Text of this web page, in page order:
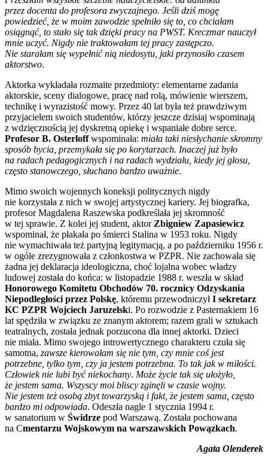
przez docenta do profesora zwyczajnego. Jeśli dziś mogę
powiedzieć, że w moim zawodzie spełniło się to, co chciałam
osiągnąć, to stało się tak dzięki pracy na PWST. Kreczmar nauczył
mnie uczyć. Nigdy nie traktowałam tej pracy zastępczo.
Nie starałam się wypełnić nią niedosytu, jaki przynosiło czasem
aktorstwo.
Aktorka wykładała rozmaite przedmioty: elementarne zadania
aktorskie, sceny dialogowe, pracę nad rolą, mówienie wierszem,
technikę i wyrazistość mowy. Przez 40 lat była też prawdziwym
przyjacielem swoich studentów, którzy jeszcze dzisiaj wspominają
z wdzięcznością jej dyskretną opiekę i wspaniałe dobre serce.
Profesor B. Osterloffwspominała: miała taki niesłychanie skromny
sposób bycia, przemykała się po korytarzach. Inaczej już było
na radach pedagogicznych i na radach wydziału, kiedy jej głosu,
często stanowczego, słuchano bardzo uważnie.
Mimo swoich wojennych koneksji politycznych nigdy
nie korzystała z nich w swojej artystycznej kariery. Jej biografka,
profesor Magdalena Raszewska podkreślała jej skromność
w tej sprawie. Z kolei jej student, aktor Zbigniew Zapasiewicz
wspominał, że płakała po śmierci Stalina w 1953 roku. Nigdy
nie wymachiwała też partyjną legitymacją, a po październiku 1956 r.
w ogóle zrezygnowała z członkostwa w PZPR. Nie zachowała się
żadna jej deklaracja ideologiczna, choć lojalna wobec władzy
ludowej została do końca: w listopadzie 1988 r. weszła w skład
Honorowego Komitetu Obchodów 70. rocznicy Odzyskania
Niepodległości przez Polskę, któremu przewodniczyłI sekretarz
KC PZPR Wojciech Jaruzelski. Po rozwodzie z Pasternakiem 16
lat spędziła w związku ze znanym aktorem; razem grali w sztukach
teatralnych, została jednak porzucona dla innej aktorki. Dzieci
nie miała. Mimo swojego introwertycznego charakteru czuła się
samotna, zawsze kierowałam się nie tym, czy mnie coś jest
potrzebne, tylko tym, czy ja jestem potrzebna. To tak jak w miłości.
Człowiek nie lubi być niekochany. Może życie tak się ułożyło,
że jestem sama. Wszyscy moi bliscy zginęli w czasie wojny.
Nie jestem też osobą zbyt towarzyską i fakt, że jestem sama, często
bardzo mi odpowiada. Odeszła nagle 1 stycznia 1994 r.
w sanatorium w Świdrze pod Warszawą. Została pochowana
na Cmentarzu Wojskowym na warszawskich Powązkach.
Agata Olenderek